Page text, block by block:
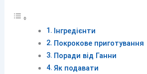
Інгредієнти
Покрокове приготування
Поради від Ганни
Як подавати